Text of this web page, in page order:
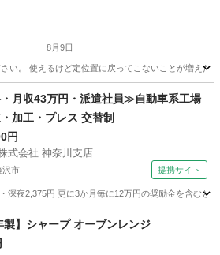
8月9日
い。 使えるけど定位置に戻ってこないことが増え
生活家電
月収43万円・派遣社員≫自動車系工場
加工・プレス 交替制
円
式会社 神奈川支店
沢市 提携サイト
深夜2,375円 更に3か月毎に12万円の奨励金を含む
製】シャープ オーブンレンジ